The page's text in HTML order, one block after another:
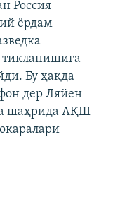
Россия
ёрдам
Бу ҳақда
дер Ляйен
шаҳрида АҚШ